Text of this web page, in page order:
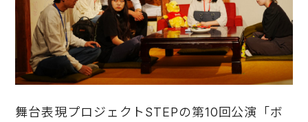
舞台表現プロジェクトSTEPの第10回公演「ボ